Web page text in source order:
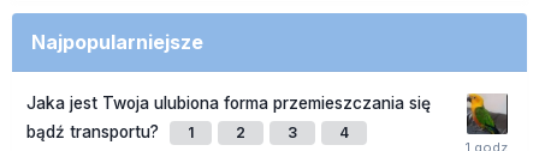
Najpopularniejsze
Jaka jest Twoja ulubiona forma przemieszczania się
bądź transportu?
1 2 3 4